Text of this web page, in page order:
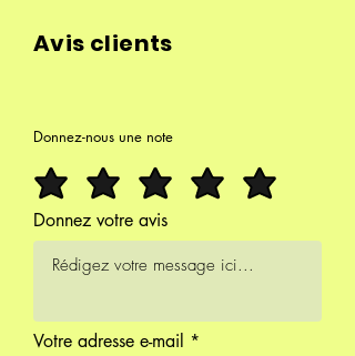
Avis clients
Donnez-nous une note
Donnez votre avis
Votre adresse e-mail